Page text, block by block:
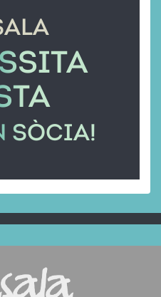
SÒCIA!